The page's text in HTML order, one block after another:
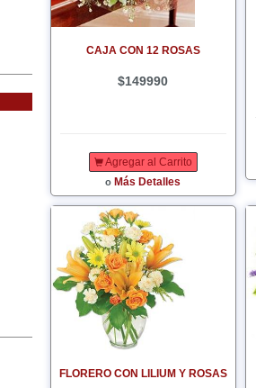
CAJA CON 12 ROSAS
$149990
Agregar al Carrito
o Más Detalles
FLORERO CON LILIUM Y ROSAS